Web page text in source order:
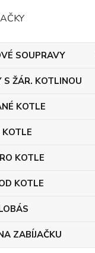
SOUPRAVY
S ŽÁR. KOTLINOU
KOTLE
KOTLE
KOTLE
KOTLE
ZABÍJAČKU